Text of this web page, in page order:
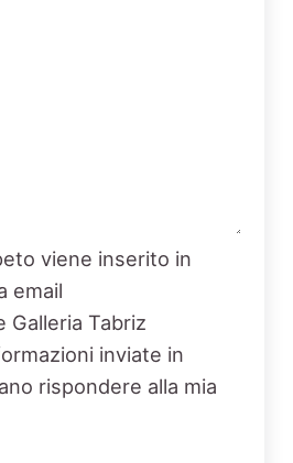
viene inserito in
email
Galleria Tabriz
inviate in
rispondere alla mia